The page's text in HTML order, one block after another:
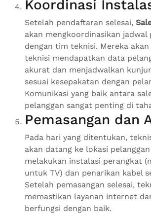
Koordinasi
Setelah pendaftaran selesai,
akan mengkoordinasikan jadwal
dengan tim teknisi. Mereka
teknisi mendapatkan data
akurat dan menjadwalkan
sesuai kesepakatan dengan
Komunikasi yang baik antara
pelanggan sangat penting di
Pemasangan dan
Pada hari yang ditentukan,
akan datang ke lokasi
melakukan instalasi perangkat
untuk TV) dan penarikan kabel
Setelah pemasangan selesai,
memastikan layanan internet
berfungsi dengan baik.